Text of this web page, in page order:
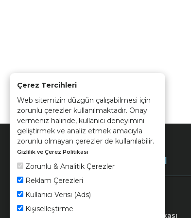
Çerez Tercihleri
Web sitemizin düzgün çalışabilmesi için
zorunlu çerezler kullanılmaktadır. Onay
vermeniz halinde, kullanıcı deneyimini
geliştirmek ve analiz etmek amacıyla
zorunlu olmayan çerezler de kullanılabilir.
Gizlilik ve Çerez Politikası
Zorunlu & Analitik Çerezler
Reklam Çerezleri
Kullanıcı Verisi (Ads)
Kişiselleştirme
Kvkk ve Çerez Politikası